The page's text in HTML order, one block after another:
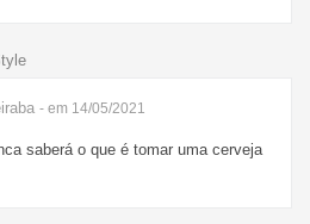
- em 14/05/2021
saberá o que é tomar uma cerveja